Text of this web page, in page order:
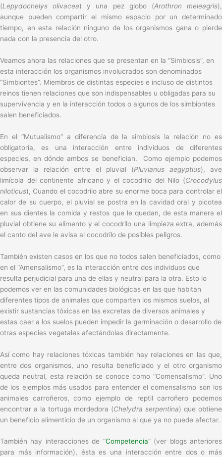
(Lepydochelys olivacea) y una pez globo (Arothron meleagris),
aunque pueden compartir el mismo espacio por un determinado
tiempo, en esta relación ninguno de los organismos gana o pierde
nada con la presencia del otro.
Veamos ahora las relaciones que se presentan en la “Simbiosis”, en
esta interacción los organismos involucrados son denominados
“Simbiontes”. Miembros de distintas especies e incluso de distintos
reinos tienen relaciones que son indispensables u obligadas para su
supervivencia y en la interacción todos o algunos de los simbiontes
salen beneficiados.
En el “Mutualismo” a diferencia de la simbiosis la relación no es
obligatoria, es una interacción entre individuos de diferentes
especies, en dónde ambos se benefician. Como ejemplo podemos
observar la relación entre el pluvial (Pluvianus aegyptius), ave
limícola del continente africano y el cocodrilo del Nilo (Crocodylus
niloticus), Cuando el cocodrilo abre su enorme boca para controlar el
calor de su cuerpo, el pluvial se postra en la cavidad oral y picotea
en sus dientes la comida y restos que le quedan, de esta manera el
pluvial obtiene su alimento y el cocodrilo una limpieza extra, además
el canto del ave le avisa al cocodrilo de posibles peligros.
También existen casos en los que no todos salen beneficiados, como
en el “Amensalismo”, es la interacción entre dos individuos que
resulta perjudicial para una de ellas y neutral para la otra. Esto lo
podemos ver en las comunidades biológicas en las que habitan
diferentes tipos de animales que comparten los mismos suelos, al
existir sustancias tóxicas en las excretas de diversos animales y
estas caer a los suelos pueden impedir la germinación o desarrollo de
otras especies vegetales afectándolas directamente.
Así como hay relaciones tóxicas también hay relaciones en las que,
entre dos organismos, uno resulta beneficiado y el otro organismo
queda neutral, esta relación se conoce como “Comensalismo”. Uno
de los ejemplos más usados para entender el comensalismo son los
animales carroñeros, como ejemplo de reptil carroñero podemos
encontrar a la tortuga mordedora (Chelydra serpentina) que obtiene
un beneficio alimenticio de un organismo al que ya no puede afectar.
También hay interacciones de “Competencia” (ver blogs anteriores
para más información), ésta es una interacción entre dos o más